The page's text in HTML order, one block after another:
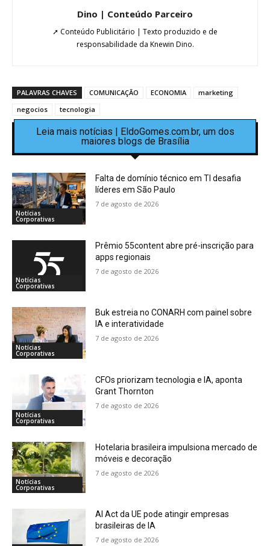
Dino | Conteúdo Parceiro
➚ Conteúdo Publicitário | Texto produzido e de
responsabilidade da Knewin Dino.
PALAVRAS CHAVES COMUNICAÇÃO ECONOMIA
marketing
negocios
tecnologia
Leia mais notícias | EldoGomes.com.br, um dos
maiores blogs de Brasília
Notícias
Corporativas
Falta de domínio técnico em TI desafia
líderes em São Paulo
7 de agosto de 2026
Notícias
Corporativas
Prêmio 55content abre pré-inscrição para
apps regionais
7 de agosto de 2026
Notícias
Corporativas
Buk estreia no CONARH com painel sobre
IA e interatividade
7 de agosto de 2026
Notícias
Corporativas
CFOs priorizam tecnologia e IA, aponta
Grant Thornton
7 de agosto de 2026
Notícias
Corporativas
Hotelaria brasileira impulsiona mercado de
móveis e decoração
7 de agosto de 2026
AI Act da UE pode atingir empresas
brasileiras de IA
7 de agosto de 2026